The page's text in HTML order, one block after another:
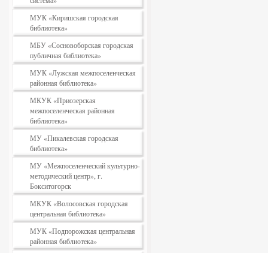
МУК «Киришская городская
библиотека»
МБУ «Сосновоборская городская
публичная библиотека»
МУК «Лужская межпоселенческая
районная библиотека»
МКУК «Приозерская
межпоселенческая районная
библиотека»
МУ «Пикалевская городская
библиотека»
МУ «Межпоселенческий культурно-
методический центр», г.
Бокситогорск
МКУК «Волосовская городская
центральная библиотека»
МУК «Подпорожская центральная
районная библиотека»